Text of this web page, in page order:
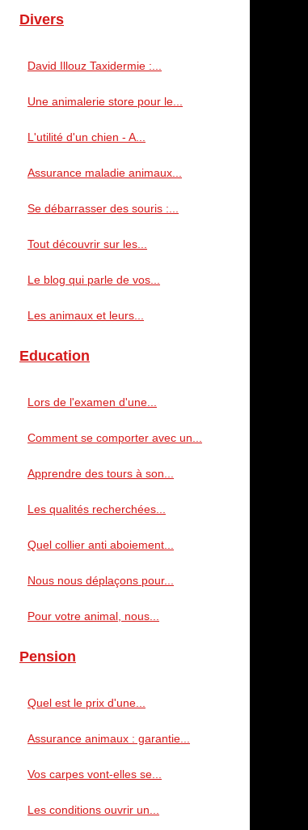
Divers
David Illouz Taxidermie :...
Une animalerie store pour le...
L'utilité d'un chien - A...
Assurance maladie animaux...
Se débarrasser des souris :...
Tout découvrir sur les...
Le blog qui parle de vos...
Les animaux et leurs...
Education
Lors de l'examen d'une...
Comment se comporter avec un...
Apprendre des tours à son...
Les qualités recherchées...
Quel collier anti aboiement...
Nous nous déplaçons pour...
Pour votre animal, nous...
Pension
Quel est le prix d'une...
Assurance animaux : garantie...
Vos carpes vont-elles se...
Les conditions ouvrir un...